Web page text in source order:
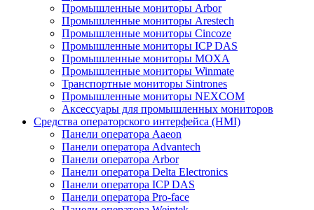
Промышленные мониторы Arbor
Промышленные мониторы Arestech
Промышленные мониторы Cincoze
Промышленные мониторы ICP DAS
Промышленные мониторы MOXA
Промышленные мониторы Winmate
Транспортные мониторы Sintrones
Промышленные мониторы NEXCOM
Аксессуары для промышленных мониторов
Средства операторского интерфейса (HMI)
Панели оператора Aaeon
Панели оператора Advantech
Панели оператора Arbor
Панели оператора Delta Electronics
Панели оператора ICP DAS
Панели оператора Pro-face